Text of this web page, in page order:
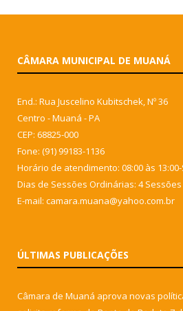
CÂMARA MUNICIPAL DE MUANÁ
End.: Rua Juscelino Kubitschek, Nº 36
Centro - Muaná - PA
CEP: 68825-000
Fone: (91) 99183-1136
Horário de atendimento: 08:00 às
Dias de Sessões Ordinárias: 4 Sessões
E-mail: camara.muana@yahoo.com.br
ÚLTIMAS PUBLICAÇÕES
Câmara de Muaná aprova novas